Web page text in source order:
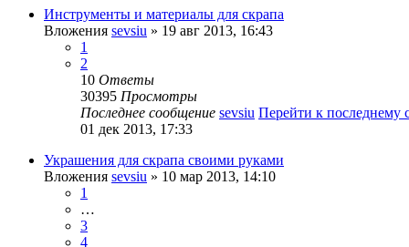
Инструменты и материалы для скрапа
Вложения sevsiu » 19 авг 2013, 16:43
1
2
10 Ответы
30395 Просмотры
Последнее сообщение sevsiu Перейти к последнему
01 дек 2013, 17:33
Украшения для скрапа своими руками
Вложения sevsiu » 10 мар 2013, 14:10
1
…
3
4